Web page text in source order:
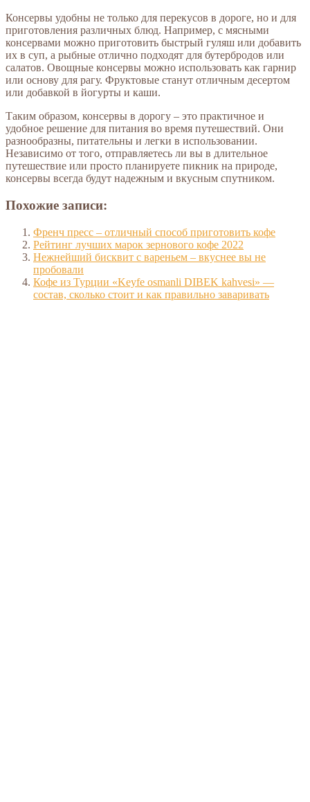
Консервы удобны не только для перекусов в дороге, но и для
приготовления различных блюд. Например, с мясными
консервами можно приготовить быстрый гуляш или добавить
их в суп, а рыбные отлично подходят для бутербродов или
салатов. Овощные консервы можно использовать как гарнир
или основу для рагу. Фруктовые станут отличным десертом
или добавкой в йогурты и каши.
Таким образом, консервы в дорогу – это практичное и
удобное решение для питания во время путешествий. Они
разнообразны, питательны и легки в использовании.
Независимо от того, отправляетесь ли вы в длительное
путешествие или просто планируете пикник на природе,
консервы всегда будут надежным и вкусным спутником.
Похожие записи:
Френч пресс – отличный способ приготовить кофе
Рейтинг лучших марок зернового кофе 2022
Нежнейший бисквит с вареньем – вкуснее вы не
пробовали
Кофе из Турции «Keyfe osmanli DIBEK kahvesi» —
состав, сколько стоит и как правильно заваривать